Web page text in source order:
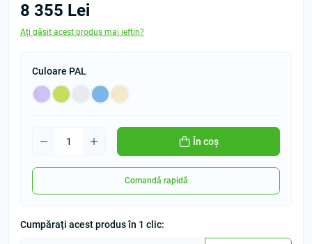
8 355 Lei
Ați găsit acest produs mai ieftin?
Culoare PAL
În coș
Comandă rapidă
Cumpărați acest produs în 1 clic: